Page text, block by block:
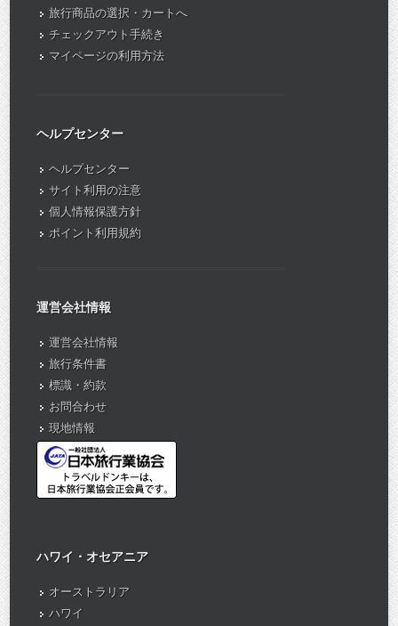
旅行商品の選択・カートへ
チェックアウト手続き
マイページの利用方法
ヘルプセンター
ヘルプセンター
サイト利用の注意
個人情報保護方針
ポイント利用規約
運営会社情報
運営会社情報
旅行条件書
標識・約款
お問合わせ
現地情報
ハワイ・オセアニア
オーストラリア
ハワイ